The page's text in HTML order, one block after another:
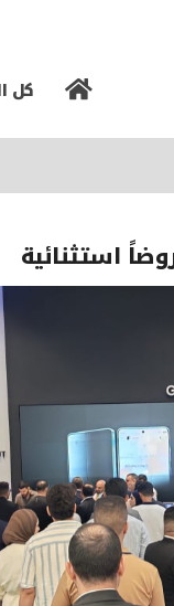
كل
استثنائية